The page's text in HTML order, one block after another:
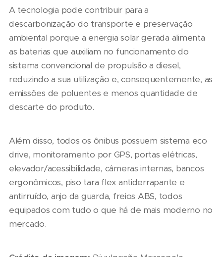
A tecnologia pode contribuir para a
descarbonização do transporte e preservação
ambiental porque a energia solar gerada alimenta
as baterias que auxiliam no funcionamento do
sistema convencional de propulsão a diesel,
reduzindo a sua utilização e, consequentemente, as
emissões de poluentes e menos quantidade de
descarte do produto.
Além disso, todos os ônibus possuem sistema eco
drive, monitoramento por GPS, portas elétricas,
elevador/acessibilidade, câmeras internas, bancos
ergonômicos, piso tara flex antiderrapante e
antirruído, anjo da guarda, freios ABS, todos
equipados com tudo o que há de mais moderno no
mercado.